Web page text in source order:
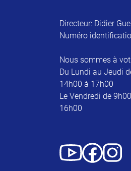
Directeur: Didier
Numéro
Nous sommes à
Du Lundi au Jeudi
14h00 à 17h00
Le Vendredi de
16h00